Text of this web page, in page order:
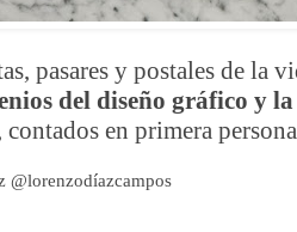
pasares y postales de la
del diseño gráfico y
contados en primera
@lorenzodíazcampos